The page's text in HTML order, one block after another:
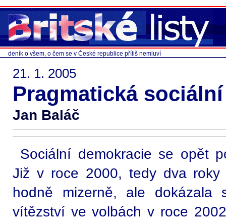
deník o všem, o čem se v České republice příliš nemluví
21. 1. 2005
Pragmatická
Jan Baláč
Sociální demokracie se opět
Již v roce 2000, tedy dva
hodně mizerně, ale
vítězství ve volbách v roce